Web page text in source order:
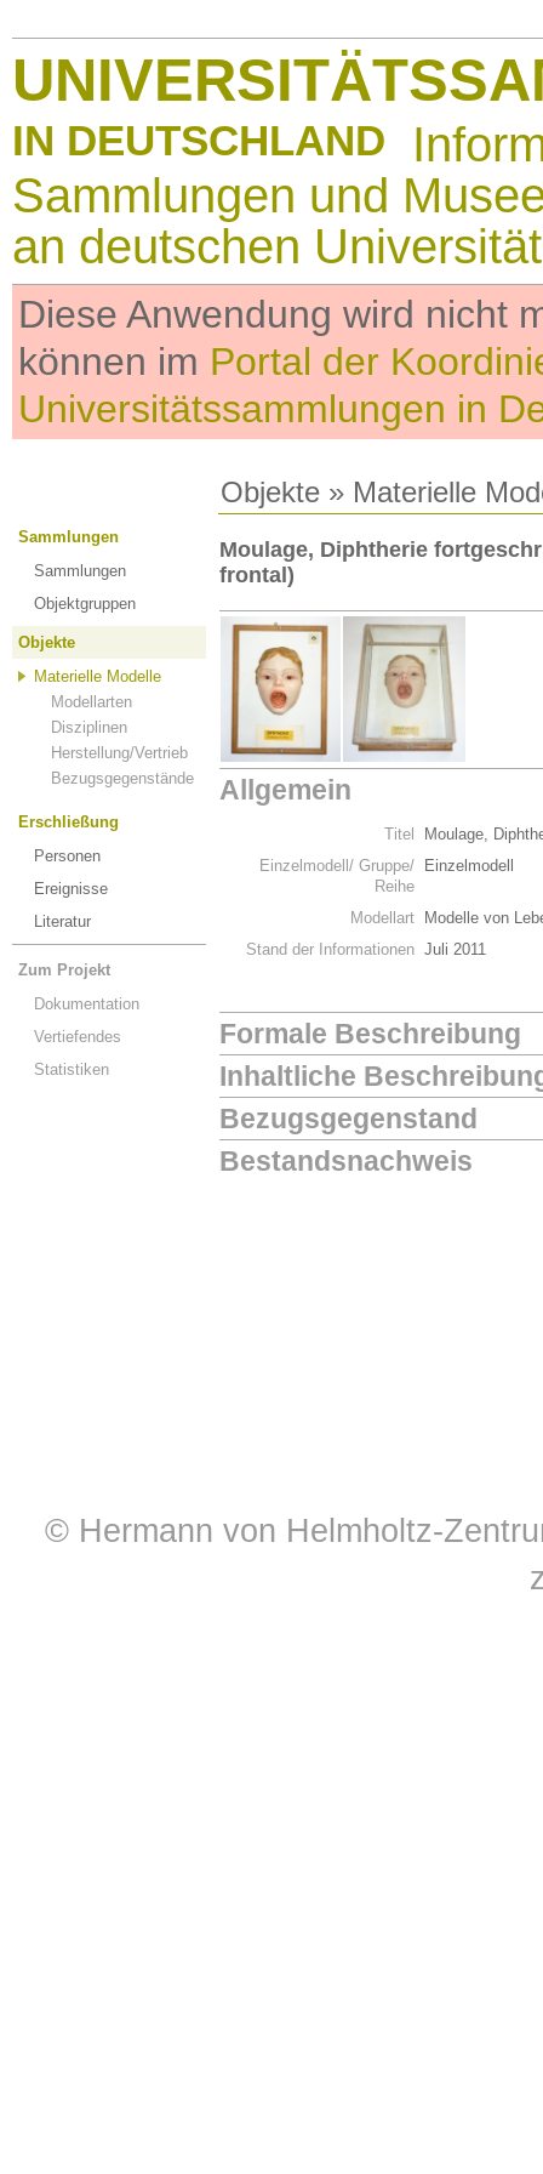
IN DEUTSCHLAND
Sammlungen und
an deutschen
Diese Anwendung wird nicht
können im Portal der
Universitätssammlungen in
Objekte » Materielle
Sammlungen
Sammlungen
Objektgruppen
Objekte
Materielle Modelle
Modellarten
Disziplinen
Herstellung/Vertrieb
Bezugsgegenstände
Erschließung
Personen
Ereignisse
Literatur
Zum Projekt
Dokumentation
Vertiefendes
Statistiken
Moulage, Diphtherie
frontal)
Allgemein
Titel
Moulage,
Einzelmodell/ Gruppe/
Reihe
Einzelmodell
Modellart
Modelle von
Stand der Informationen Juli 2011
Formale Beschreibung
Inhaltliche
Bezugsgegenstand
Bestandsnachweis
© Hermann von Helmholtz-